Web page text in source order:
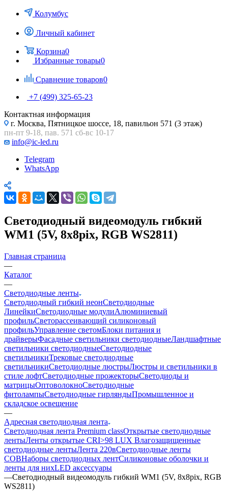
Колумбус
Личный кабинет
Корзина0
Избранные товары0
Сравнение товаров0
+7 (499) 325-65-23
Контактная информация
г. Москва, Пятницкое шоссе, 18, павильон 571 (3 этаж)
пн-пт 9-18, пав. 571 сб-вс 10-17
info@ic-led.ru
Telegram
WhatsApp
Светодиодный видеомодуль гибкий
WM1 (5V, 8x8pix, RGB WS2811)
Главная страница
—
Каталог
—
Светодиодные ленты
Светодиодный гибкий неонСветодиодные
ЛинейкиСветодиодные модулиАлюминиевый
профильСветорассеивающий силиконовый
профильУправление светомБлоки питания и
драйверыФасадные светильники светодиодныеЛандшафтные
светильники светодиодныеСветодиодные
светильникиТрековые светодиодные
светильникиСветодиодные люстрыЛюстры и светильники в
стиле лофтСветодиодные прожекторыСветодиоды и
матрицыОптоволокноСветодиодные
фитолампыСветодиодные гирляндыПромышленное и
складское освещение
—
Адресная светодиодная лента
Светодиодная лента Premium classОткрытые светодиодные
лентыЛенты открытые CRI>98 LUX Влагозащищенные
светодиодные лентыЛента 220вСветодиодные ленты
COBНаборы светодиодных лентСиликоновые оболочки и
ленты для нихLED аксессуары
—Светодиодный видеомодуль гибкий WM1 (5V, 8x8pix, RGB
WS2811)